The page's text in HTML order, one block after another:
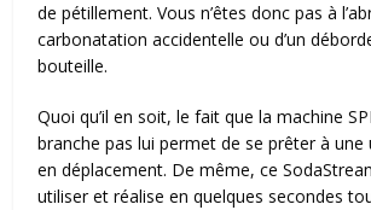
de pétillement. Vous n’êtes donc pas à
carbonatation accidentelle ou d’un
bouteille.
Quoi qu’il en soit, le fait que la machine
branche pas lui permet de se prêter à
en déplacement. De même, ce
utiliser et réalise en quelques secondes